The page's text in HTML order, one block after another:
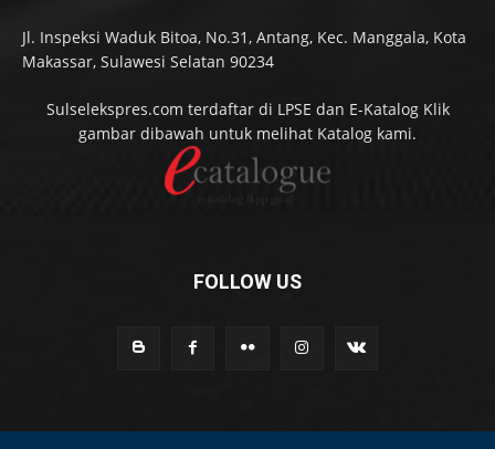
Jl. Inspeksi Waduk Bitoa, No.31, Antang, Kec. Manggala, Kota
Makassar, Sulawesi Selatan 90234
Sulselekspres.com terdaftar di LPSE dan E-Katalog Klik
gambar dibawah untuk melihat Katalog kami.
FOLLOW US